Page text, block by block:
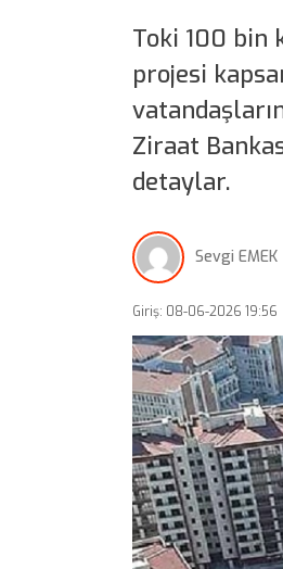
Toki 100 bin
projesi
Ziraat
detaylar.
Sevgi EMEK
Giriş: 08-06-2026 19:56